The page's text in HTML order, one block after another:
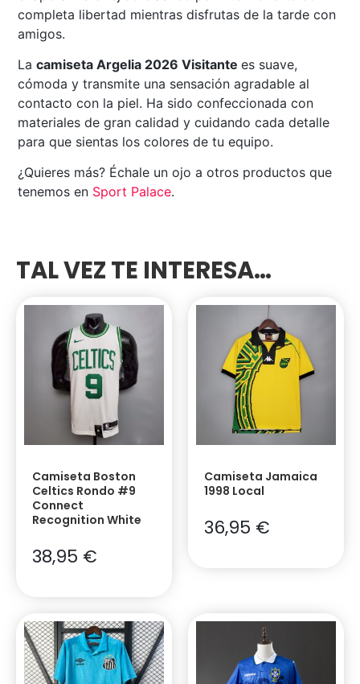
completa libertad mientras disfrutas de la tarde con
amigos.
Lacamiseta Argelia 2026 Visitante es suave,
cómoda y transmite una sensación agradable al
contacto con la piel. Ha sido confeccionada con
materiales de gran calidad y cuidando cada detalle
para que sientas los colores de tu equipo.
¿Quieres más? Échale un ojo a otros productos que
tenemos en Sport Palace.
TAL VEZ TE INTERESA…
Camiseta Boston
Celtics Rondo #9
Connect
Recognition White
38,95 €
Camiseta Jamaica
1998 Local
36,95 €